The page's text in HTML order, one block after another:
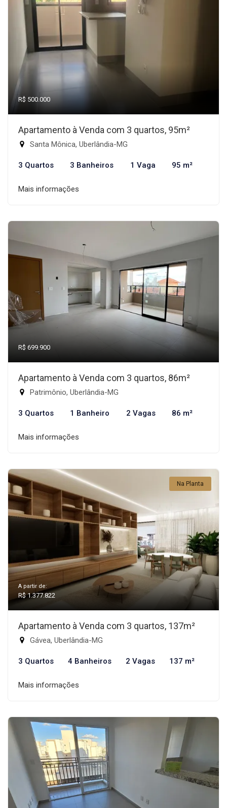
R$ 500.000
Apartamento à Venda com 3 quartos, 95m²
Santa Mônica, Uberlândia-MG
3 Quartos 3 Banheiros 1 Vaga 95 m²
Mais informações
R$ 699.900
Apartamento à Venda com 3 quartos, 86m²
Patrimônio, Uberlândia-MG
3 Quartos 1 Banheiro 2 Vagas 86 m²
Mais informações
Na Planta
A partir de:
R$ 1.377.822
Apartamento à Venda com 3 quartos, 137m²
Gávea, Uberlândia-MG
3 Quartos 4 Banheiros 2 Vagas 137 m²
Mais informações